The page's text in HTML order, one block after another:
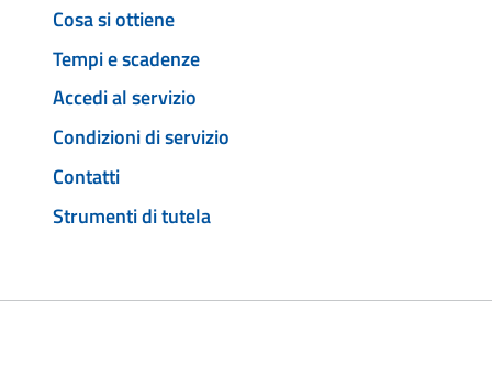
Cosa si ottiene
Tempi e scadenze
Accedi al servizio
Condizioni di servizio
Contatti
Strumenti di tutela